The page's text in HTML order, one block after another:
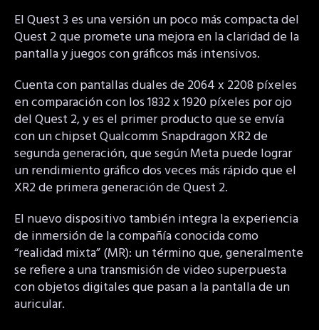
El Quest 3 es una versión un poco más compacta del
Quest 2 que promete una mejora en la claridad de la
pantalla y juegos con gráficos más intensivos.
Cuenta con pantallas duales de 2064 x 2208 píxeles
en comparación con los 1832 x 1920 píxeles por ojo
del Quest 2, y es el primer producto que se envía
con un chipset Qualcomm Snapdragon XR2 de
segunda generación, que según Meta puede lograr
un rendimiento gráfico dos veces más rápido que el
XR2 de primera generación de Quest 2.
El nuevo dispositivo también integra la experiencia
de inmersión de la compañía conocida como
“realidad mixta” (MR): un término que, generalmente
se refiere a una transmisión de video superpuesta
con objetos digitales que pasan a la pantalla de un
auricular.